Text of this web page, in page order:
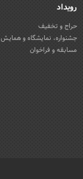
رویداد
حراج و تخفیف
جشنواره، نمایشگاه و همایش
مسابقه و فراخوان